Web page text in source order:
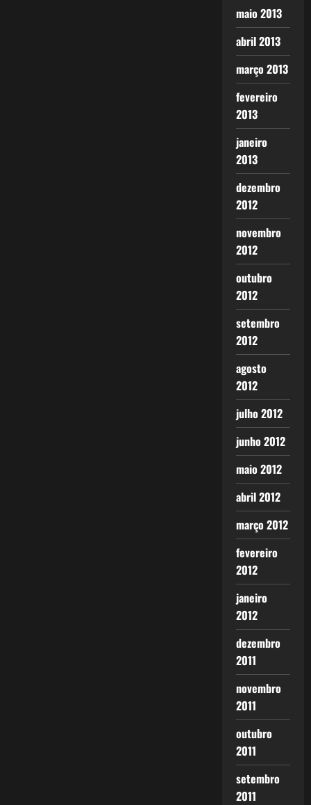
maio 2013
abril 2013
março 2013
fevereiro
2013
janeiro
2013
dezembro
2012
novembro
2012
outubro
2012
setembro
2012
agosto
2012
julho 2012
junho 2012
maio 2012
abril 2012
março 2012
fevereiro
2012
janeiro
2012
dezembro
2011
novembro
2011
outubro
2011
setembro
2011